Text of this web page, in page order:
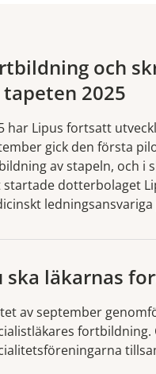
och
tapeten 2025
har Lipus fortsatt
gick den första
av stapeln, och i
startade dotterbolaget
ska läkarnas
av september